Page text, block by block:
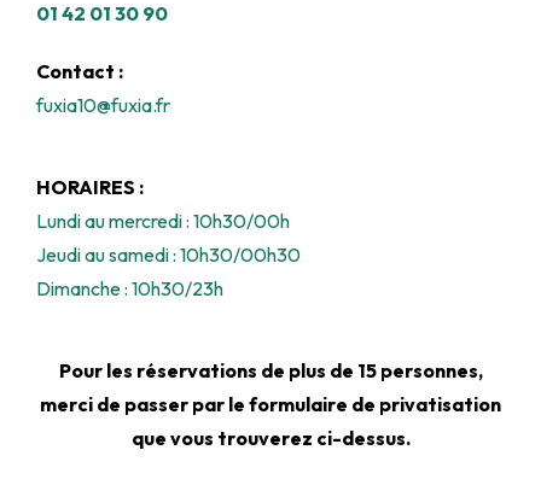
01 42 01 30 90
Contact :
fuxia10@fuxia.fr
HORAIRES :
Lundi au mercredi : 10h30/00h
Jeudi au samedi : 10h30/00h30
Dimanche : 10h30/23h
Pour les réservations de plus de 15 personnes,
merci de passer par le formulaire de privatisation
que vous trouverez ci-dessus.